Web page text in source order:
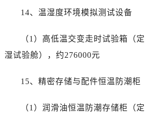
14、温湿度环境模拟测试设备
（1）高低温交变走时试验箱（
湿试验舱），约276000元
15、精密存储与配件恒温防潮柜
（1）润滑油恒温防潮存储柜（